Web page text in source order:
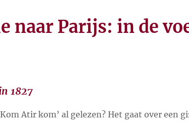
naar Parijs: in de
1827
Atir kom’ al gelezen? Het gaat over een